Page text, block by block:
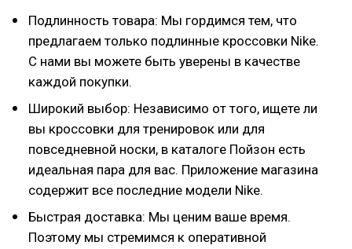
Подлинность товара: Мы гордимся тем, что
предлагаем только подлинные кроссовки Nike.
С нами вы можете быть уверены в качестве
каждой покупки.
Широкий выбор: Независимо от того, ищете ли
вы кроссовки для тренировок или для
повседневной носки, в каталоге Пойзон есть
идеальная пара для вас. Приложение магазина
содержит все последние модели Nike.
Быстрая доставка: Мы ценим ваше время.
Поэтому мы стремимся к оперативной